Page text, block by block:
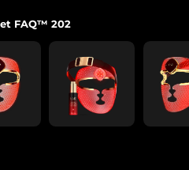
FAQ™ 202